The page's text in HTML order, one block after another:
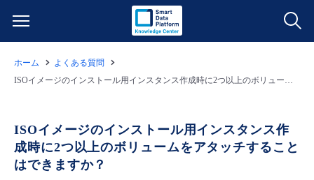
サービス一覧
クラウド/サーバー
データ利活用
料金情報
ホーム
よくある質問
ISOイメージのインストール用インスタンス作成時に2つ以上のボリュームをアタッチすることはできますか？
ISOイメージのインストール用インスタンス作
成時に2つ以上のボリュームをアタッチすること
はできますか？